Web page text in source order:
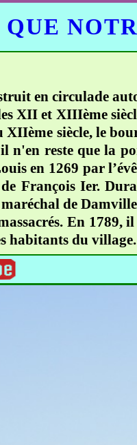
QUE
en circulade
XII et XIIIème
XIIème siècle, le
n'en reste que la
en 1269 par
François Ier.
de
En 1789,
habitants du